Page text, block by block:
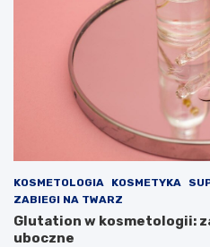
KOSMETOLOGIA KOSMETYKA
ZABIEGI NA TWARZ
Glutation w kosmetologii:
uboczne